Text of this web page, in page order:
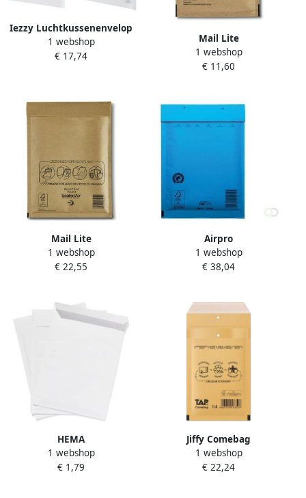
Iezzy Luchtkussenenvelop
AirPro Green 13 C
170x215mm wit 100 stuks
1 webshop
€ 17,74
Mail Lite
luchtkussenenveloppen
goud A 000 110 x 160 mm
1 webshop
€ 11,60
Mail Lite
luchtkussenenveloppen
goud D 1 180 x 260 mm
1 webshop
€ 22,55
Airpro
Luchtkussenenveloppen
180x265 mm doos van 100
1 webshop
€ 38,04
HEMA
Luchtkussenenveloppen
D14 3 Stuks
1 webshop
€ 1,79
Jiffy Comebag
luchtkussenenveloppen ft
100 x 165 mm met
1 webshop
€ 22,24